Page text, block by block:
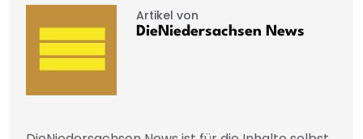
Artikel von
DieNiedersachsen News